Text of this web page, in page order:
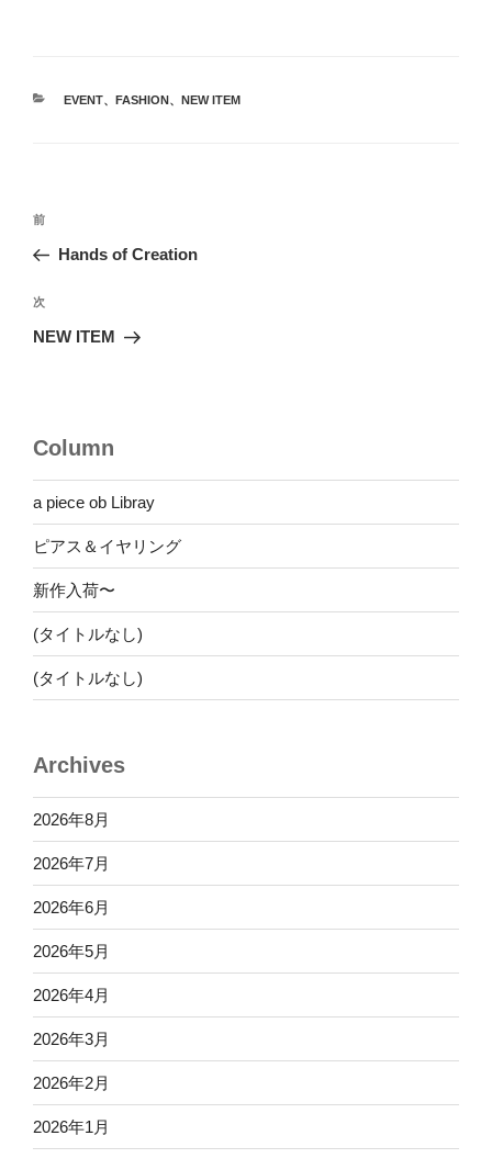
カ
EVENT、 FASHION、 NEW ITEM
投
ナ
ビ
ゲ
ン
前
の
稿
前
Hands of Creation
次
の
次
NEW ITEM
Column
a piece ob Libray
ピアス＆イヤリング
新作入荷〜
(タイトルなし)
(タイトルなし)
Archives
2026年8月
2026年7月
2026年6月
2026年5月
2026年4月
2026年3月
2026年2月
2026年1月